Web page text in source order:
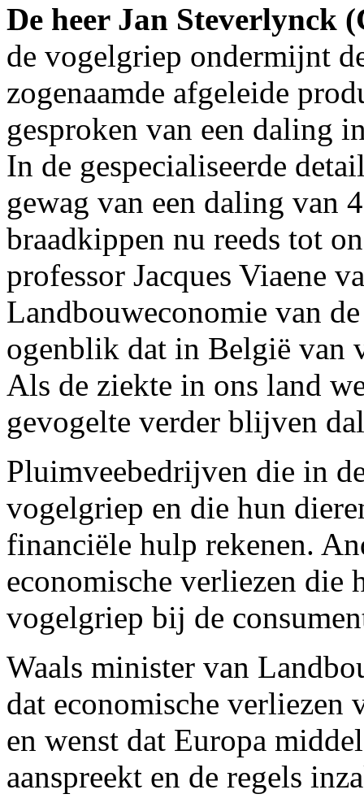
De heer Jan Steverlynck
de vogelgriep ondermijnt
zogenaamde afgeleide
gesproken van een daling
In de gespecialiseerde
gewag van een daling van
braadkippen nu reeds tot
professor Jacques Viaene
Landbouweconomie van
ogenblik dat in België van
Als de ziekte in ons land
gevogelte verder blijven
Pluimveebedrijven die in
vogelgriep en die hun
financiële hulp rekenen.
economische verliezen die
vogelgriep bij de
Waals minister van
dat economische verliezen
en wenst dat Europa
aanspreekt en de regels